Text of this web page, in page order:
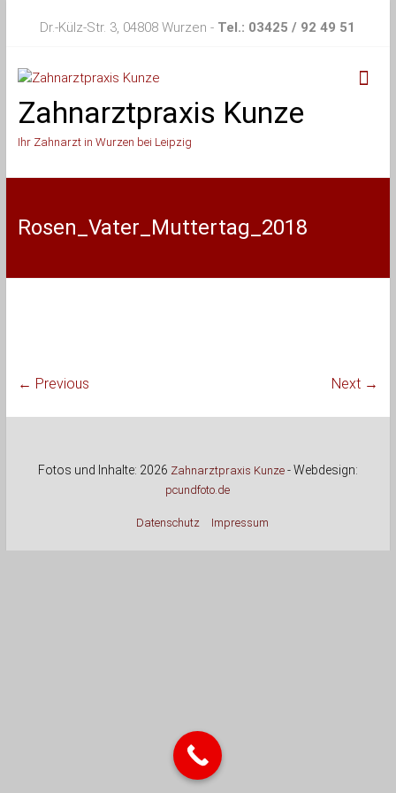
Dr.-Külz-Str. 3, 04808 Wurzen - Tel.: 03425 / 92 49 51
Zahnarztpraxis Kunze
Ihr Zahnarzt in Wurzen bei Leipzig
Rosen_Vater_Muttertag_2018
← Previous Next →
Fotos und Inhalte: 2026 Zahnarztpraxis Kunze- Webdesign:
pcundfoto.de
Datenschutz Impressum